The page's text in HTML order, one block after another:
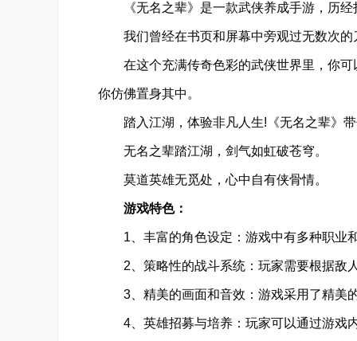
《无名之辈》是一款武侠养成手游，历经
我们曾经在书页和屏幕中旁观过无数次的
在这个充满传奇色彩的武侠世界里，你可
你仿佛置身其中。
踏入江湖，体验非凡人生!《无名之辈》带
无名之辈踏江湖，剑气如虹破苍穹。
莫道英雄无觅处，心中自有侠骨情。
游戏特色：
1、丰富的角色设定：游戏中有多种职业和
2、策略性的战斗系统：玩家需要根据敌人
3、精美的画面和音效：游戏采用了精美的
4、英雄招募与培养：玩家可以通过游戏内